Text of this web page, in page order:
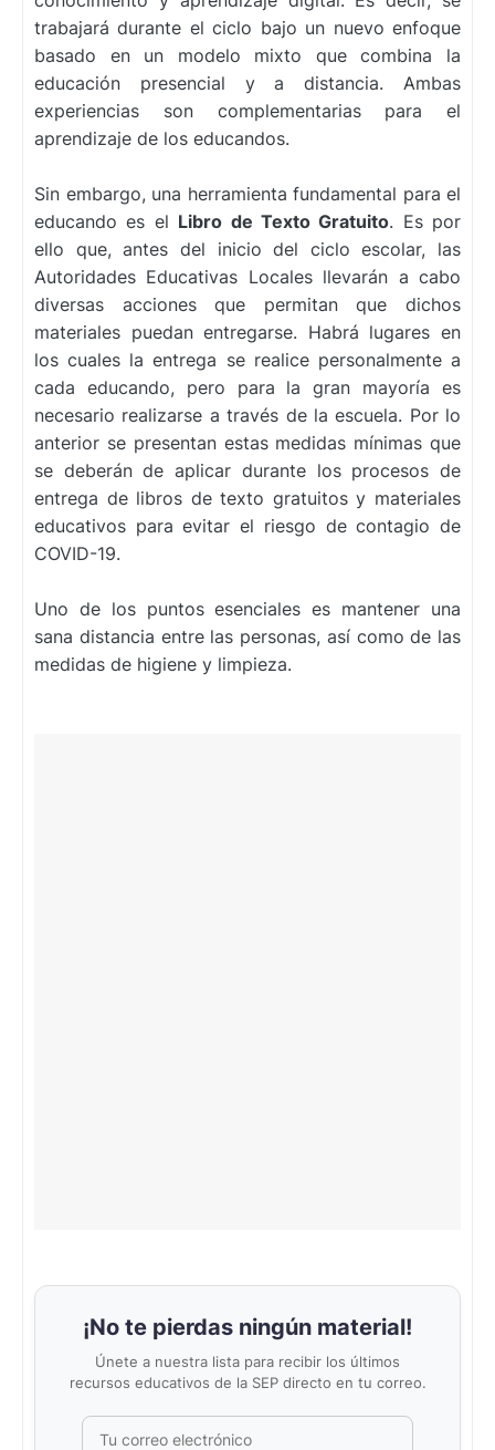
trabajará durante el ciclo bajo un nuevo enfoque
basado en un modelo mixto que combina la
educación presencial y a distancia. Ambas
experiencias son complementarias para el
aprendizaje de los educandos.
Sin embargo, una herramienta fundamental para el
educando es el Libro de Texto Gratuito. Es por
ello que, antes del inicio del ciclo escolar, las
Autoridades Educativas Locales llevarán a cabo
diversas acciones que permitan que dichos
materiales puedan entregarse. Habrá lugares en
los cuales la entrega se realice personalmente a
cada educando, pero para la gran mayoría es
necesario realizarse a través de la escuela. Por lo
anterior se presentan estas medidas mínimas que
se deberán de aplicar durante los procesos de
entrega de libros de texto gratuitos y materiales
educativos para evitar el riesgo de contagio de
COVID-19.
Uno de los puntos esenciales es mantener una
sana distancia entre las personas, así como de las
medidas de higiene y limpieza.
¡No te pierdas ningún material!
Únete a nuestra lista para recibir los últimos
recursos educativos de la SEP directo en tu correo.
No completar este campo